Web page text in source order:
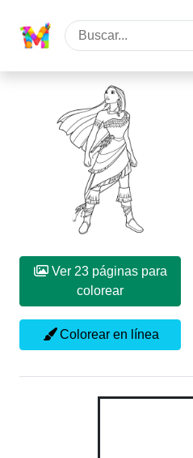
Ver 23 páginas para
colorear
Colorear en línea